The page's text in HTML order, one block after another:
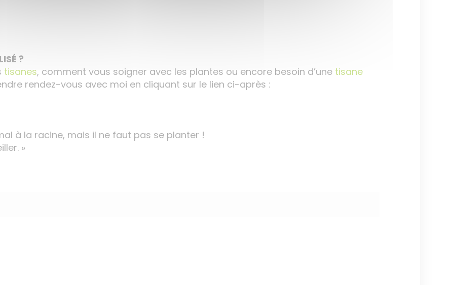
?
tisanes, comment vous soigner avec les plantes ou encore besoin d’une tisane
rendez-vous avec moi en cliquant sur le lien ci-après :
à la racine, mais il ne faut pas se planter !
»